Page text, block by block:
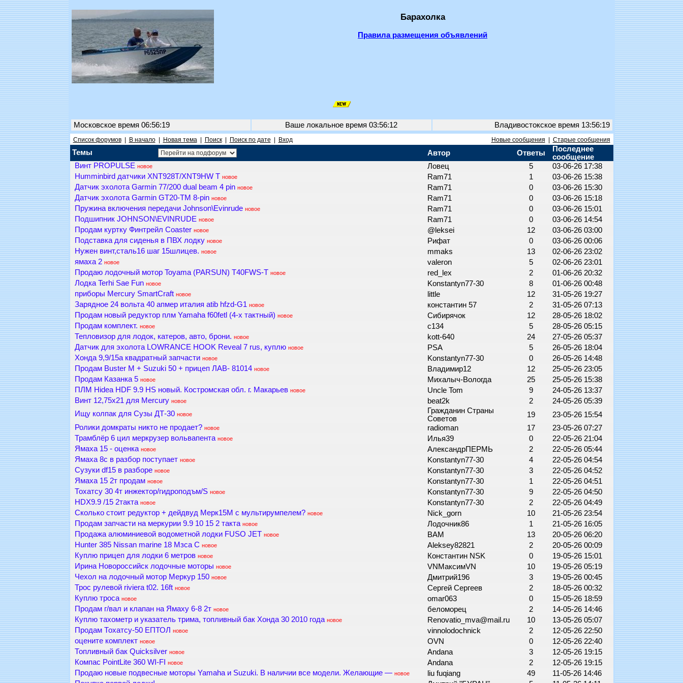
Барахолка
Правила размещения объявлений
Московское время 06:56:19 Ваше локальное время 03:56:12 Владивостокское время 13:56:19
Список форумов| В начало| Новая тема| Поиск| Поиск по дате Вход Новые сообщения Старые сообщения
Темы Автор Ответы
Последнее
сообщение
Винт PROPULSE новое Ловец 5
03-06-26 17:38
Humminbird датчики XNT928T/XNT9HW T новое Ram71 1
03-06-26 15:38
Датчик эхолота Garmin 77/200 dual beam 4 pin новое Ram71 0
03-06-26 15:30
Датчик эхолота Garmin GT20-TM 8-pin новое Ram71 0
03-06-26 15:18
Пружина включения передачи Johnson\Evinrude новое Ram71 0
03-06-26 15:01
Подшипник JOHNSON\EVINRUDE новое Ram71 0
03-06-26 14:54
Продам куртку Финтрейл Coaster новое @leksei 12
03-06-26 03:00
Подставка для сиденья в ПВХ лодку новое Рифат 0
03-06-26 00:06
Нужен винт,сталь16 шаг 15шлицев. новое mmaks 13
02-06-26 23:02
ямаха 2 новое valeron 5
02-06-26 23:01
Продаю лодочный мотор Toyama (PARSUN) T40FWS-T новое red_lex 2
01-06-26 20:32
Лодка Terhi Sae Fun новое Konstantyn77-30 8
01-06-26 00:48
приборы Mercury SmartCraft новое little 12
31-05-26 19:27
Зарядное 24 вольта 40 апмер италия atib hfzd-G1 новое константин 57 2
31-05-26 07:13
Продам новый редуктор плм Yamaha f60fetl (4-х тактный) новое Сибирячок 12
28-05-26 18:02
Продам комплект. новое с134 5
28-05-26 05:15
Тепловизор для лодок, катеров, авто, брони. новое kott-640 24
27-05-26 05:37
Датчик для эхолота LOWRANCE HOOK Reveal 7 rus, куплю новое PSA 5
26-05-26 18:04
Хонда 9,9/15а квадратный запчасти новое Konstantyn77-30 0
26-05-26 14:48
Продам Buster M + Suzuki 50 + прицеп ЛАВ- 81014 новое Владимир12 12
25-05-26 23:05
Продам Казанка 5 новое Михалыч-Вологда 25
25-05-26 15:38
ПЛМ Hidea HDF 9.9 HS новый. Костромская обл. г. Макарьев новое Uncle Tom 9
24-05-26 13:37
Винт 12,75х21 для Mercury новое beat2k 2
24-05-26 05:39
Ищу колпак для Сузы ДТ-30 новое
Гражданин Страны
Советов
19
23-05-26 15:54
Ролики домкраты никто не продает? новое radioman 17
23-05-26 07:27
Трамблёр 6 цил меркрузер вольвапента новое Илья39 0
22-05-26 21:04
Ямаха 15 - оценка новое АлександрПЕРМЬ 2
22-05-26 05:44
Ямаха 8с в разбор поступает новое Konstantyn77-30 4
22-05-26 04:54
Сузуки df15 в разборе новое Konstantyn77-30 3
22-05-26 04:52
Ямаха 15 2т продам новое Konstantyn77-30 1
22-05-26 04:51
Тохатсу 30 4т инжектор/гидроподъм/S новое Konstantyn77-30 9
22-05-26 04:50
HDX9.9 /15 2такта новое Konstantyn77-30 2
22-05-26 04:49
Сколько стоит редуктор + дейдвуд Мерк15М с мультирумпелем? новое Nick_gorn 10
21-05-26 23:54
Продам запчасти на меркурии 9.9 10 15 2 такта новое Лодочник86 1
21-05-26 16:05
Продажа алюминиевой водометной лодки FUSO JET новое BAM 13
20-05-26 06:20
Hunter 385 Nissan marine 18 Мзса C новое Aleksey82821 2
20-05-26 00:09
Куплю прицеп для лодки 6 метров новое Константин NSK 0
19-05-26 15:01
Ирина Новороссийск лодочные моторы новое VNМаксимVN 10
19-05-26 05:19
Чехол на лодочный мотор Меркур 150 новое Дмитрий196 3
19-05-26 00:45
Трос рулевой riviera t02. 16ft новое Сергей Сергеев 2
18-05-26 00:32
Куплю троса новое omar063 0
15-05-26 18:59
Продам г/вал и клапан на Ямаху 6-8 2т новое беломорец 2
14-05-26 14:46
Куплю тахометр и указатель трима, топливный бак Хонда 30 2010 года новое Renovatio_mva@mail.ru 10
13-05-26 05:07
Продам Тохатсу-50 ЕПТОЛ новое vinnolodochnick 2
12-05-26 22:50
оцените комплект новое OVN 0
12-05-26 22:40
Топливный бак Quicksilver новое Andana 3
12-05-26 19:15
Компас PointLite 360 WI-FI
новое Andana 2
12-05-26 19:15
Продаю новые подвесные моторы Yamaha и Suzuki. В наличии все модели. Желающие — новое liu fuqiang 49
11-05-26 14:46